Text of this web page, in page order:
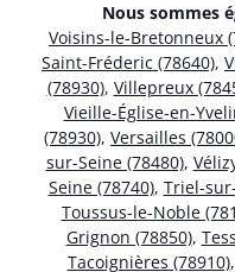
Nous sommes
Voisins-le-Bretonneux
Saint-Fréderic (78640),
(78930), Villepreux
Vieille-Église-en-
(78930), Versailles
sur-Seine (78480),
Seine (78740), Triel-
Toussus-le-Noble
Grignon (78850),
Tacoignières (78910),